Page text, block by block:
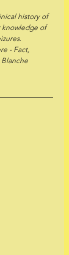
history of
knowledge of
.
- Fact,